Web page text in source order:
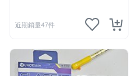
近期銷量47件